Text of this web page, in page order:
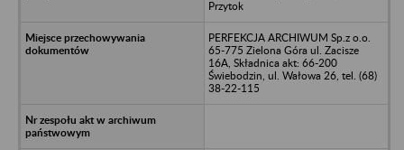
Przytok
PERFEKCJA ARCHIWUM Sp.z o.o.
65-775 Zielona Góra ul. Zacisze
16A, Składnica akt: 66-200
Świebodzin, ul. Wałowa 26, tel. (68)
38-22-115